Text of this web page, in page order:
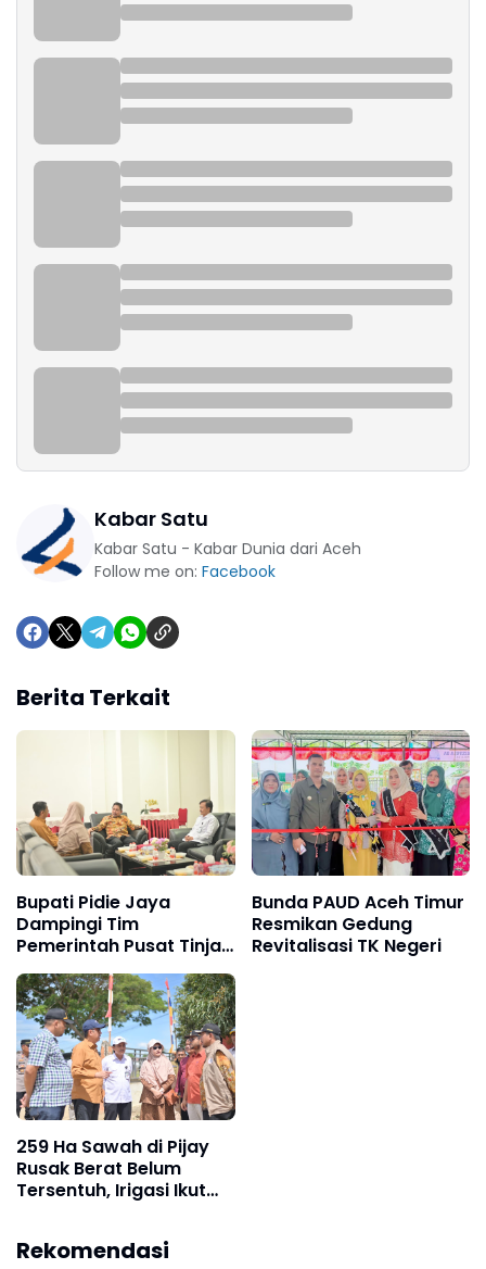
Kabar Satu
Kabar Satu - Kabar Dunia dari Aceh
Follow me on: Facebook
Berita Terkait
Bupati Pidie Jaya
Dampingi Tim
Pemerintah Pusat Tinjau
Dampak Banjir
Bunda PAUD Aceh Timur
Resmikan Gedung
Revitalisasi TK Negeri
259 Ha Sawah di Pijay
Rusak Berat Belum
Tersentuh, Irigasi Ikut
Rekomendasi